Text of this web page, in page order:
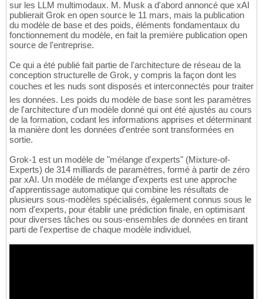
sur les LLM multimodaux. M. Musk a d'abord annoncé que xAI
publierait Grok en open source le 11 mars, mais la publication
du modèle de base et des poids, éléments fondamentaux du
fonctionnement du modèle, en fait la première publication open
source de l'entreprise.
Ce qui a été publié fait partie de l'architecture de réseau de la
conception structurelle de Grok, y compris la façon dont les
couches et les nuds sont disposés et interconnectés pour traiter
les données. Les poids du modèle de base sont les paramètres
de l'architecture d'un modèle donné qui ont été ajustés au cours
de la formation, codant les informations apprises et déterminant
la manière dont les données d'entrée sont transformées en
sortie.
Grok-1 est un modèle de "mélange d'experts" (Mixture-of-
Experts) de 314 milliards de paramètres, formé à partir de zéro
par xAI. Un modèle de mélange d'experts est une approche
d'apprentissage automatique qui combine les résultats de
plusieurs sous-modèles spécialisés, également connus sous le
nom d'experts, pour établir une prédiction finale, en optimisant
pour diverses tâches ou sous-ensembles de données en tirant
parti de l'expertise de chaque modèle individuel.